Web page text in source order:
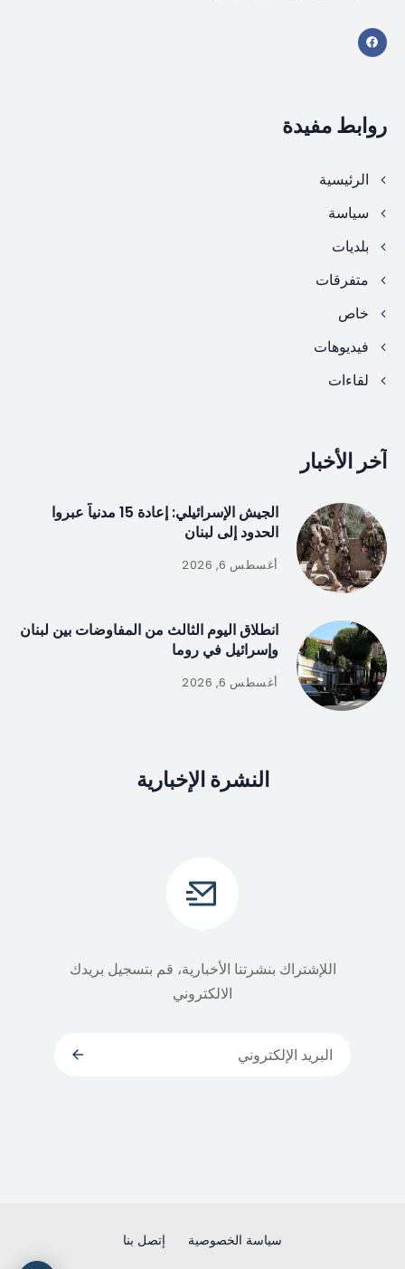
روابط مفيدة
الرئيسية
سياسة
بلديات
متفرقات
خاص
فيديوهات
لقاءات
آخر الأخبار
الجيش الإسرائيلي: إعادة 15 مدنياً عبروا
الحدود إلى لبنان
أغسطس 6, 2026
انطلاق اليوم الثالث من المفاوضات بين لبنان
وإسرائيل في روما
أغسطس 6, 2026
النشرة الإخبارية
اللإشتراك بنشرتنا الأخبارية، قم بتسجيل بريدك
الالكتروني
سياسة الخصوصية إتصل بنا